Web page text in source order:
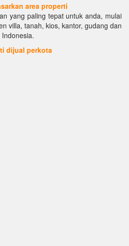
area properti
yang paling tepat untuk anda, mulai
villa, tanah, kios, kantor, gudang dan
dijual perkota